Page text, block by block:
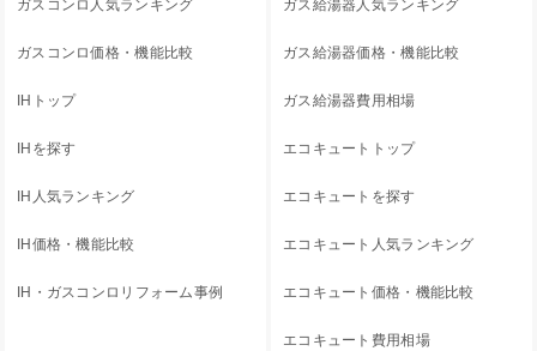
ガスコンロ人気ランキング
ガスコンロ価格・機能比較
IHトップ
IHを探す
IH人気ランキング
IH価格・機能比較
IH・ガスコンロリフォーム事例
ガス給湯器人気ランキング
ガス給湯器価格・機能比較
ガス給湯器費用相場
エコキュートトップ
エコキュートを探す
エコキュート人気ランキング
エコキュート価格・機能比較
エコキュート費用相場